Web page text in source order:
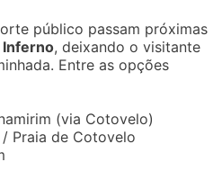
público passam próximas
Inferno, deixando o visitante
Entre as opções
(via Cotovelo)
/ Praia de Cotovelo